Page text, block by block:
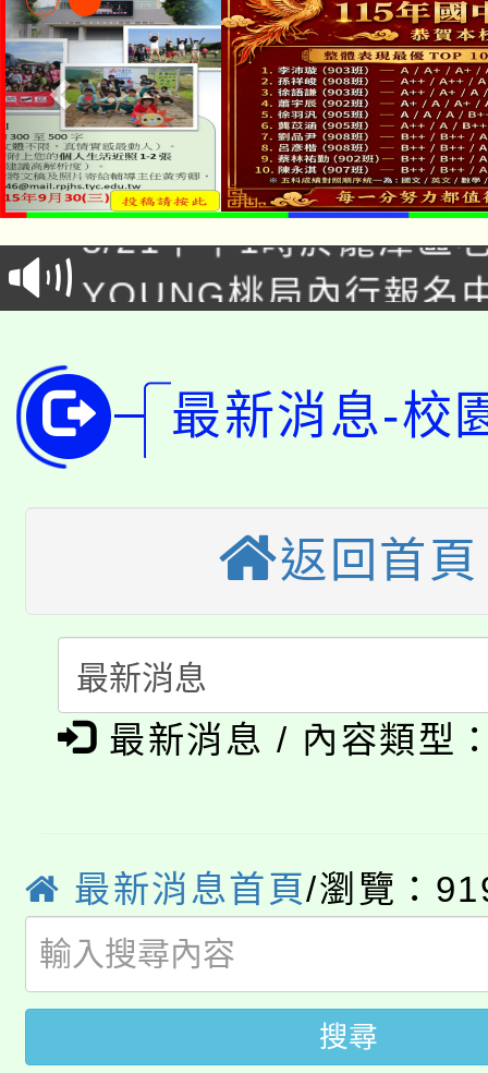
「本色祭」8/29、30在
8/21下午1時於龍潭區
徵才活動。
YOUNG桃局內行報名
開!
115年桃園市運動會8/
田徑場及游泳池舉行。
桃園市低收入戶享有免
視費優惠，中低收入戶
半價優惠，詳情可洽有
者。
大園自造教育及科技中
份教師增能研習
大溪自造教育及科技
份教師研習
淨零綠生活教案入校路
會
115年食農教育專業人
程
「本色祭」8/29、30在
局官網。
8月14至27日，桃園電
開!
115年桃園市運動會8/
田徑場及游泳池舉行。
桃園市低收入戶享有免
視費優惠，中低收入戶
大園自造教育及科技
最新消息-校
返回首頁
最新消息 / 內容類型
最新消息首頁/瀏覽：
搜尋